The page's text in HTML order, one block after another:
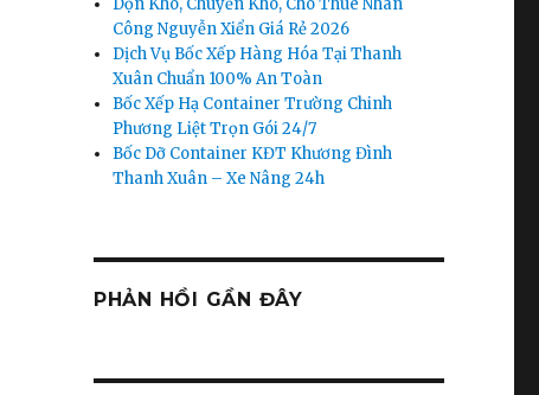
Dọn Kho, Chuyển Kho, Cho Thuê Nhân
Công Nguyễn Xiển Giá Rẻ 2026
Dịch Vụ Bốc Xếp Hàng Hóa Tại Thanh
Xuân Chuẩn 100% An Toàn
Bốc Xếp Hạ Container Trường Chinh
Phương Liệt Trọn Gói 24/7
Bốc Dỡ Container KĐT Khương Đình
Thanh Xuân – Xe Nâng 24h
PHẢN HỒI GẦN ĐÂY